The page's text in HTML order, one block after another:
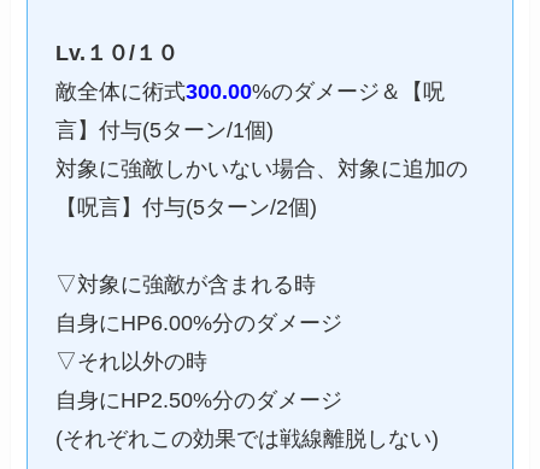
Lv.１０/１０
敵全体に術式300.00%のダメージ＆【呪
言】付与(5ターン/1個)
対象に強敵しかいない場合、対象に追加の
【呪言】付与(5ターン/2個)
▽対象に強敵が含まれる時
自身にHP6.00%分のダメージ
▽それ以外の時
自身にHP2.50%分のダメージ
(それぞれこの効果では戦線離脱しない)